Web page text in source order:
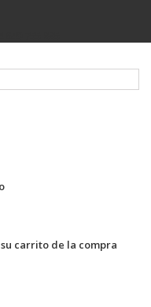
carrito de la compra